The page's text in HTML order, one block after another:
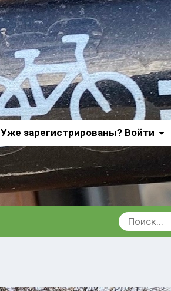
Уже зарегистрированы? Войти